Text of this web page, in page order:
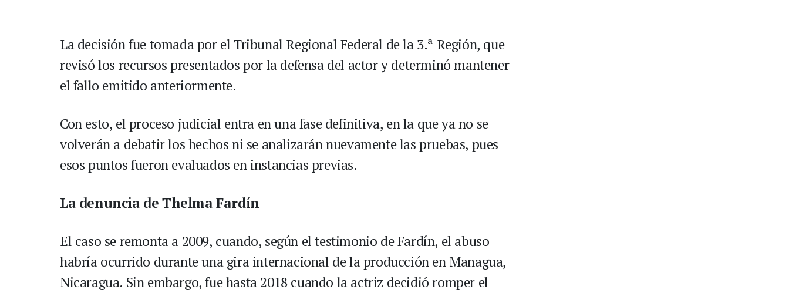
La decisión fue tomada por el Tribunal Regional Federal de la 3.ª Región, que
revisó los recursos presentados por la defensa del actor y determinó mantener
el fallo emitido anteriormente.
Con esto, el proceso judicial entra en una fase definitiva, en la que ya no se
volverán a debatir los hechos ni se analizarán nuevamente las pruebas, pues
esos puntos fueron evaluados en instancias previas.
La denuncia de Thelma Fardín
El caso se remonta a 2009, cuando, según el testimonio de Fardín, el abuso
habría ocurrido durante una gira internacional de la producción en Managua,
Nicaragua. Sin embargo, fue hasta 2018 cuando la actriz decidió romper el